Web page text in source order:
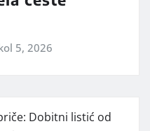
5, 2026